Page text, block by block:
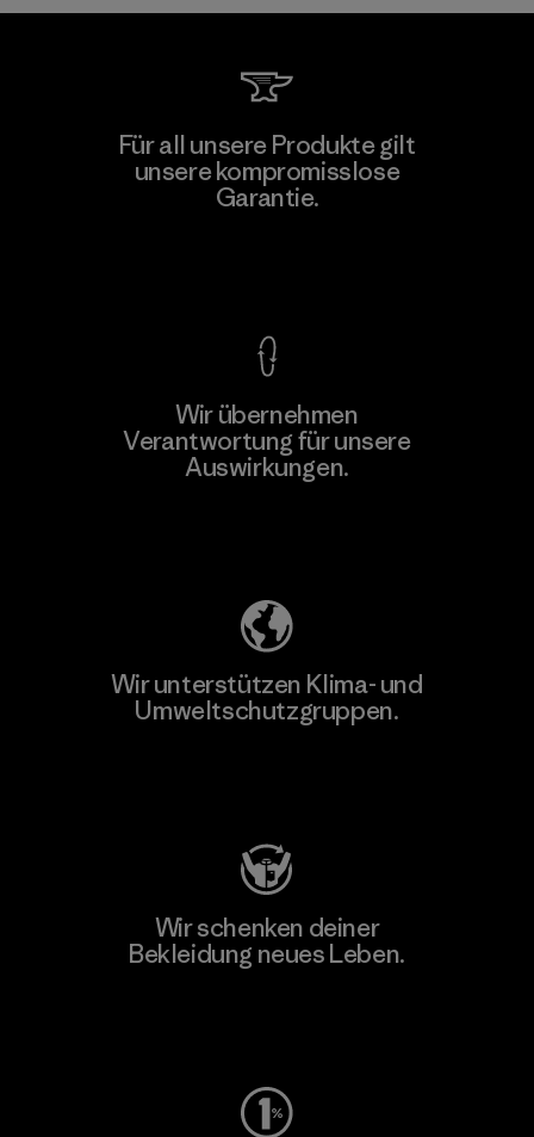
Supertex S.A.
Für all unsere Produkte gilt
unsere kompromisslose
Garantie.
Wir übernehmen
Verantwortung für unsere
Auswirkungen.
Wir unterstützen Klima- und
Umweltschutzgruppen.
Wir schenken deiner
Bekleidung neues Leben.